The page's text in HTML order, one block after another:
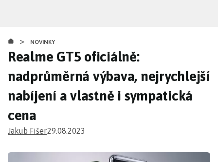
obsahu
> NOVINKY
Realme GT5 oficiálně:
nadprůměrná výbava, nejrychlejší
nabíjení a vlastně i sympatická
cena
Jakub Fišer29.08.2023